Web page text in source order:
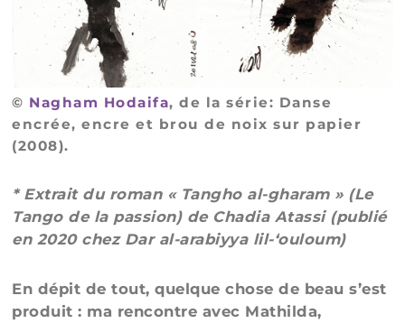
© Nagham Hodaifa, de la série: Danse
encrée, encre et brou de noix sur papier
(2008).
* Extrait du roman « Tangho al-gharam » (Le
Tango de la passion) de Chadia Atassi (publié
en 2020 chez Dar al-arabiyya lil-‘ouloum)
En dépit de tout, quelque chose de beau s’est
produit : ma rencontre avec Mathilda,